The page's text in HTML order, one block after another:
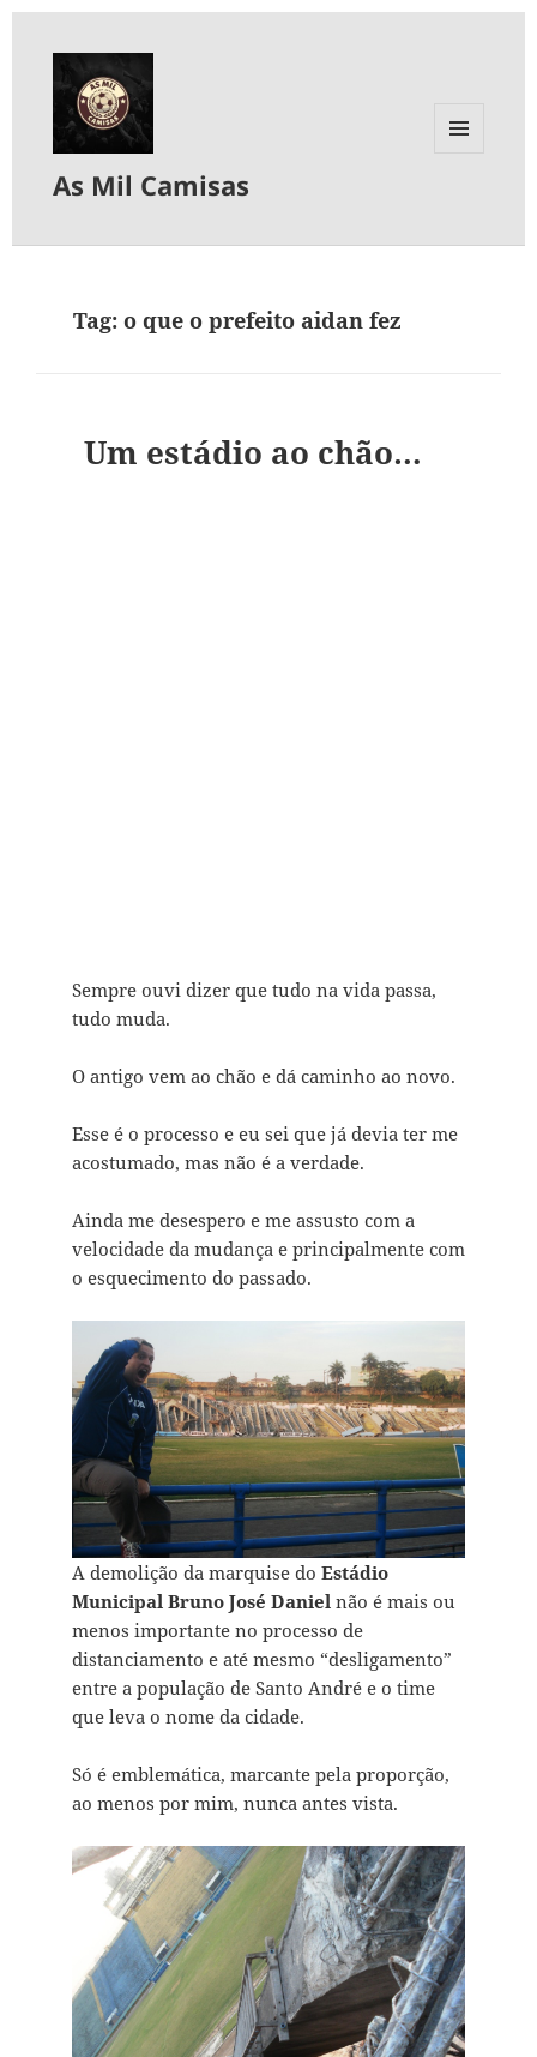
As Mil Camisas
Tag:o que o prefeito aidan fez
Um estádio ao chão…
Sempre ouvi dizer que tudo na vida passa,
tudo muda.
O antigo vem ao chão e dá caminho ao novo.
Esse é o processo e eu sei que já devia ter me
acostumado, mas não é a verdade.
Ainda me desespero e me assusto com a
velocidade da mudança e principalmente com
o esquecimento do passado.
A demolição da marquise do Estádio
Municipal Bruno José Daniel não é mais ou
menos importante no processo de
distanciamento e até mesmo “desligamento”
entre a população de Santo André e o time
que leva o nome da cidade.
Só é emblemática, marcante pela proporção,
ao menos por mim, nunca antes vista.